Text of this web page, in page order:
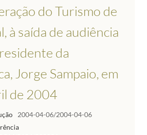
do Turismo de
à saída de audiência
da
Jorge Sampaio, em
de 2004
2004-04-06/2004-04-06